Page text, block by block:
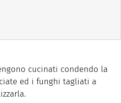
cucinati condendo la
ed i funghi tagliati a